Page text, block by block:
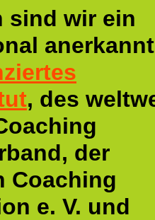
sind wir ein
, des
der
Coaching
e. V. und